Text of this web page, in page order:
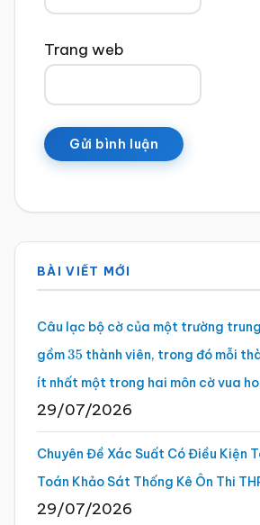
Trang web
Sidebar
chính
BÀI VIẾT MỚI
Câu lạc bộ cờ của một trường
gồm35 thành viên, trong đó mỗi
ít nhất một trong hai môn cờ vua
29/07/2026
Chuyên Đề Xác Suất Có Điều Kiện
Toán Khảo Sát Thống Kê Ôn Thi
29/07/2026